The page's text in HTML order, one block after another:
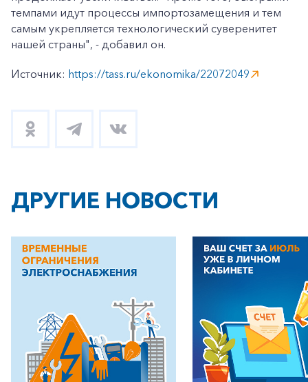
темпами идут процессы импортозамещения и тем
самым укрепляется технологический суверенитет
нашей страны", - добавил он.
Источник: https://tass.ru/ekonomika/22072049
ДРУГИЕ НОВОСТИ